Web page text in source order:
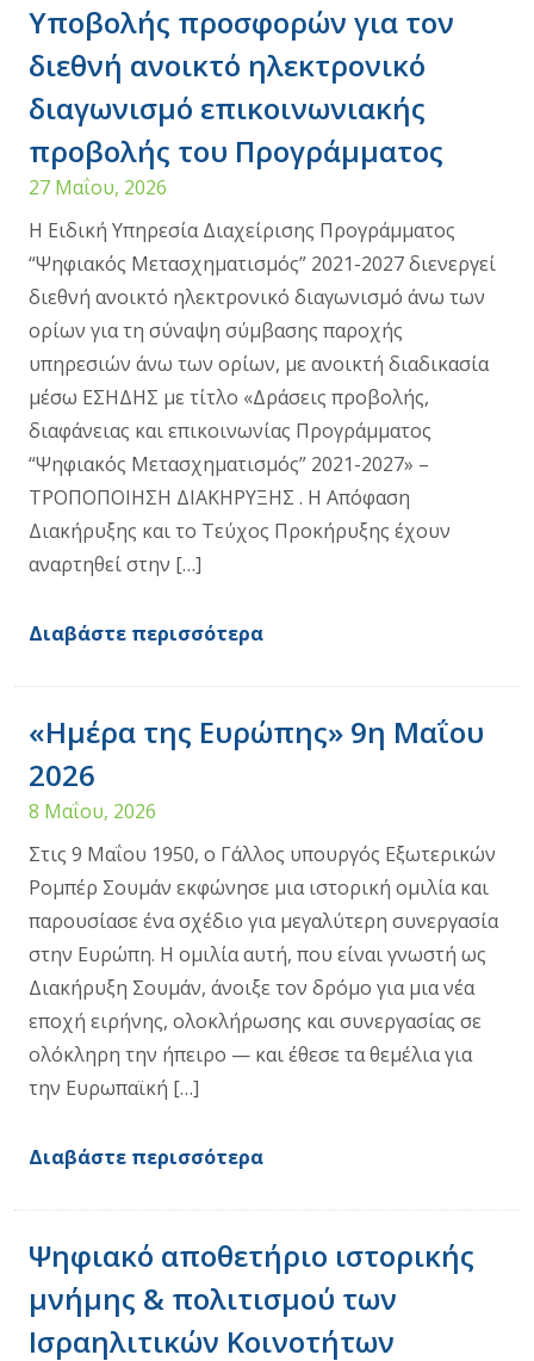
Υποβολής προσφορών για τον
διεθνή ανοικτό ηλεκτρονικό
διαγωνισμό επικοινωνιακής
προβολής του Προγράμματος
27 Μαΐου, 2026
Η Ειδική Υπηρεσία Διαχείρισης Προγράμματος
“Ψηφιακός Μετασχηματισμός” 2021-2027 διενεργεί
διεθνή ανοικτό ηλεκτρονικό διαγωνισμό άνω των
ορίων για τη σύναψη σύμβασης παροχής
υπηρεσιών άνω των ορίων, με ανοικτή διαδικασία
μέσω ΕΣΗΔΗΣ με τίτλο «Δράσεις προβολής,
διαφάνειας και επικοινωνίας Προγράμματος
“Ψηφιακός Μετασχηματισμός” 2021-2027» –
ΤΡΟΠΟΠΟΙΗΣΗ ΔΙΑΚΗΡΥΞΗΣ . Η Απόφαση
Διακήρυξης και το Τεύχος Προκήρυξης έχουν
αναρτηθεί στην […]
Διαβάστε περισσότερα
«Ημέρα της Ευρώπης» 9η Μαΐου
2026
8 Μαΐου, 2026
Στις 9 Μαΐου 1950, ο Γάλλος υπουργός Εξωτερικών
Ρομπέρ Σουμάν εκφώνησε μια ιστορική ομιλία και
παρουσίασε ένα σχέδιο για μεγαλύτερη συνεργασία
στην Ευρώπη. Η ομιλία αυτή, που είναι γνωστή ως
Διακήρυξη Σουμάν, άνοιξε τον δρόμο για μια νέα
εποχή ειρήνης, ολοκλήρωσης και συνεργασίας σε
ολόκληρη την ήπειρο — και έθεσε τα θεμέλια για
την Ευρωπαϊκή […]
Διαβάστε περισσότερα
Ψηφιακό αποθετήριο ιστορικής
μνήμης & πολιτισμού των
Ισραηλιτικών Κοινοτήτων